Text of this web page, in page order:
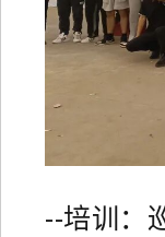
--培训：